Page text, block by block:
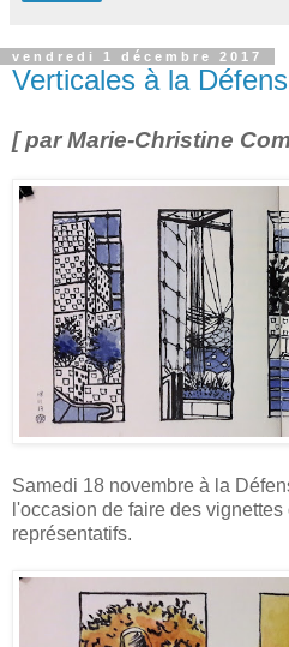
vendredi 1 décembre 2017
Verticales à la
[ par Marie-Christine
Samedi 18 novembre à la
l'occasion de faire des
représentatifs.